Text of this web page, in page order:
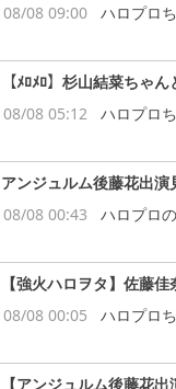
08/08 09:00
ハロプロ
【ﾒﾛﾒﾛ】杉山結菜ちゃ
08/08 05:12
ハロプロ
アンジュルム後藤花出
08/08 00:43
ハロプロ
【強火ハロヲタ】佐藤
08/08 00:05
ハロプロ
【アンジュルム後藤花